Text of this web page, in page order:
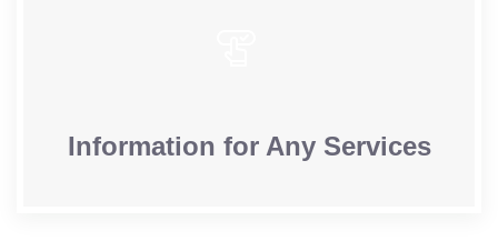
Information for Any Services